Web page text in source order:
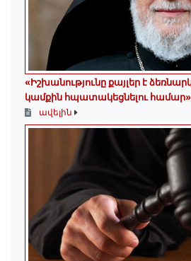
«Իշխանությունը քայլեր է
կամքին հպատակեցնելու
ավելին